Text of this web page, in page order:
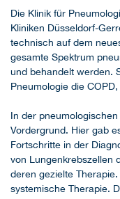
Die Klinik für
Kliniken Düsseldorf-
technisch auf dem
gesamte Spektrum
und behandelt werden.
Pneumologie die
In der
Vordergrund. Hier gab
Fortschritte in der
von Lungenkrebszellen
deren gezielte
systemische Therapie.